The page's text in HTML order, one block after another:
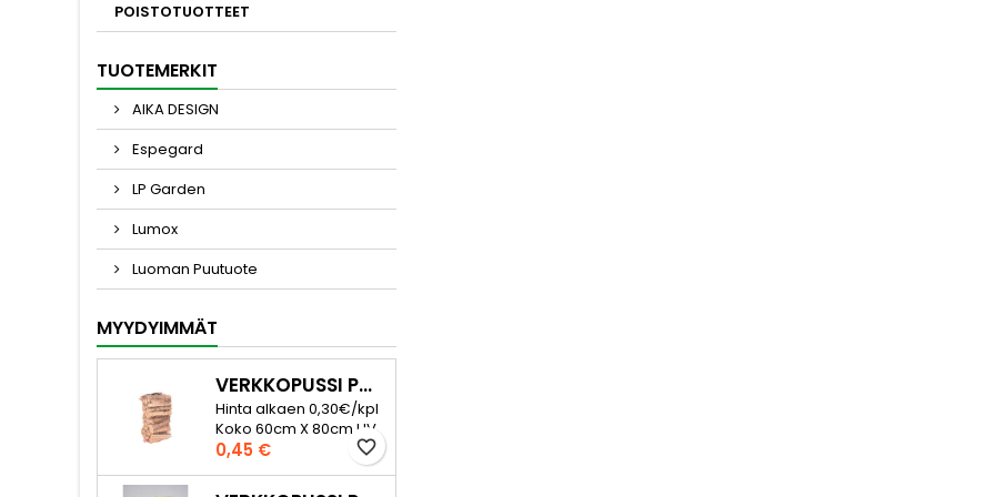
POISTOTUOTTEET
TUOTEMERKIT
AIKA DESIGN
Espegard
LP Garden
Lumox
Luoman Puutuote
MYYDYIMMÄT
VERKKOPUSSI POLTTOPUILLE 60L
Hinta alkaen 0,30€/kpl
Koko 60cm X 80cm UV
suojattu Säkkiin mahtuu
Hinta
0,45 € favorite_border